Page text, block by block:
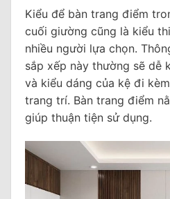
Kiểu để bàn trang điểm
cuối giường cũng là kiểu
nhiều người lựa chọn.
sắp xếp này thường sẽ dễ
và kiểu dáng của kệ đi
trang trí. Bàn trang điểm
giúp thuận tiện sử dụng.